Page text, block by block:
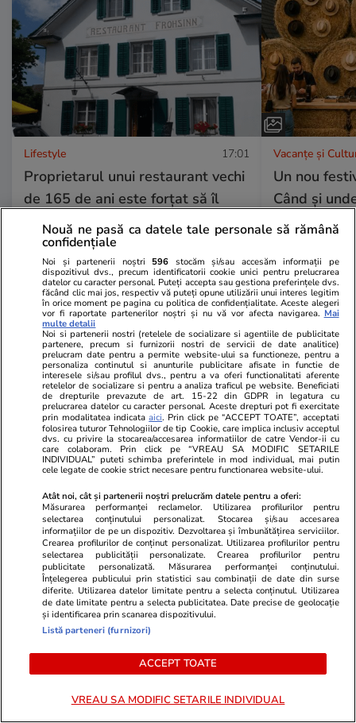
Lifestyle 17:01
Proprietarul unui restaurant vechi
de 165 de ani este forțat să îl
închidă: „Am dat tot ce-am avut
timp de 10 ani”
Vacanțe și
Un nou
Când și
Fest 2026
Lifestyle 04 aug.
Cum se scrie corect: bineînțeles
sau bine înțeles
Bani și Afaceri
Cine poate retrage banii din
contul unei persoane decedate
Lifestyle 03 aug.
Nouă ne pasă ca datele tale personale să rămână
confidențiale
Noi și partenerii noștri 596 stocăm și/sau accesăm informații pe
dispozitivul dvs., precum identificatorii cookie unici pentru prelucrarea
datelor cu caracter personal. Puteți accepta sau gestiona preferințele dvs.
făcând clic mai jos, respectiv vă puteți opune utilizării unui interes legitim
în orice moment pe pagina cu politica de confidențialitate. Aceste alegeri
vor fi raportate partenerilor noștri și nu vă vor afecta navigarea. Mai
multe detalii
Noi si partenerii nostri (retelele de socializare si agentiile de publicitate
partenere, precum si furnizorii nostri de servicii de date analitice)
prelucram date pentru a permite website-ului sa functioneze, pentru a
personaliza continutul si anunturile publicitare afisate in functie de
interesele si/sau profilul dvs., pentru a va oferi functionalitati aferente
retelelor de socializare si pentru a analiza traficul pe website. Beneficiati
de drepturile prevazute de art. 15-22 din GDPR in legatura cu
prelucrarea datelor cu caracter personal. Aceste drepturi pot fi exercitate
prin modalitatea indicataaici. Prin click pe “ACCEPT TOATE”, acceptati
folosirea tuturor Tehnologiilor de tip Cookie, care implica inclusiv acceptul
dvs. cu privire la stocarea/accesarea informatiilor de catre Vendor-ii cu
care colaboram. Prin click pe “VREAU SA MODIFIC SETARILE
INDIVIDUAL” puteti schimba preferintele in mod individual, mai putin
cele legate de cookie strict necesare pentru functionarea website-ului.
Atât noi, cât și partenerii noștri prelucrăm datele pentru a oferi:
Măsurarea performanței reclamelor. Utilizarea profilurilor pentru
selectarea conținutului personalizat. Stocarea și/sau accesarea
informațiilor de pe un dispozitiv. Dezvoltarea și îmbunătățirea serviciilor.
Crearea profilurilor de conținut personalizat. Utilizarea profilurilor pentru
selectarea publicității personalizate. Crearea profilurilor pentru
publicitate personalizată. Măsurarea performanței conținutului.
Înțelegerea publicului prin statistici sau combinații de date din surse
diferite. Utilizarea datelor limitate pentru a selecta conținutul. Utilizarea
de date limitate pentru a selecta publicitatea. Date precise de geolocație
și identificarea prin scanarea dispozitivului.
Listă parteneri (furnizori)
ACCEPT TOATE
VREAU SA MODIFIC SETARILE INDIVIDUAL